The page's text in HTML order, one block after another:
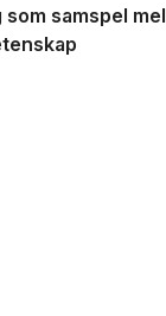
samspel